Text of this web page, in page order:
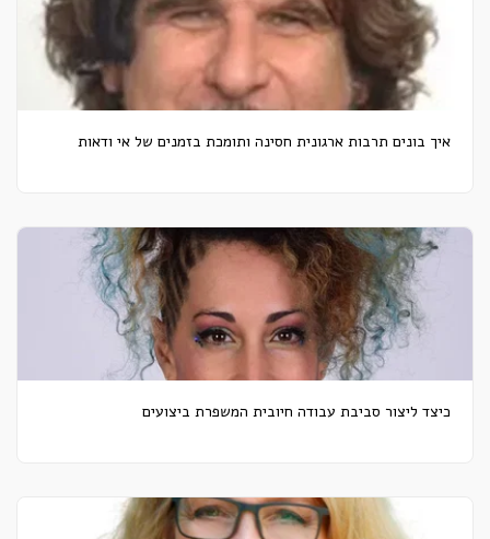
איך בונים תרבות ארגונית חסינה ותומכת בזמנים של אי ודאות
כיצד ליצור סביבת עבודה חיובית המשפרת ביצועים